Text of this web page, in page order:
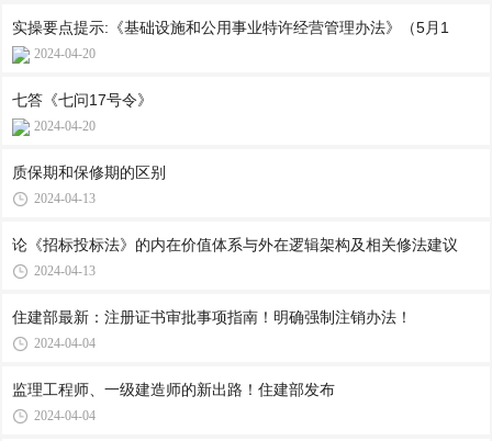
实操要点提示:《基础设施和公用事业特许经营管理办法》（5月1
2024-04-20
七答《七问17号令》
2024-04-20
质保期和保修期的区别
2024-04-13
论《招标投标法》的内在价值体系与外在逻辑架构及相关修法建议
2024-04-13
住建部最新：注册证书审批事项指南！明确强制注销办法！
2024-04-04
监理工程师、一级建造师的新出路！住建部发布
2024-04-04